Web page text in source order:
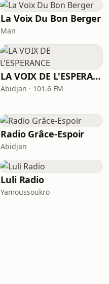
La Voix Du Bon Berger
Man
LA VOIX DE L'ESPERANCE
Abidjan · 101.6 FM
Radio Grâce-Espoir
Abidjan
Luli Radio
Yamoussoukro